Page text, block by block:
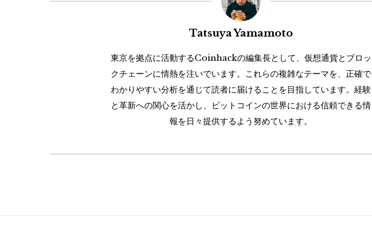
Tatsuya Yamamoto
東京を拠点に活動するCoinhackの編集長として、仮想通貨とブロッ
クチェーンに情熱を注いでいます。これらの複雑なテーマを、正確で
わかりやすい分析を通じて読者に届けることを目指しています。経験
と革新への関心を活かし、ビットコインの世界における信頼できる情
報を日々提供するよう努めています。